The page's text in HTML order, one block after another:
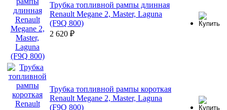
Трубка топливной рампы длинная
Renault Megane 2, Master, Laguna
(F9Q 800)
2 620 ₽
Трубка топливной рампы короткая
Renault Megane 2, Master, Laguna
(F9Q 800)